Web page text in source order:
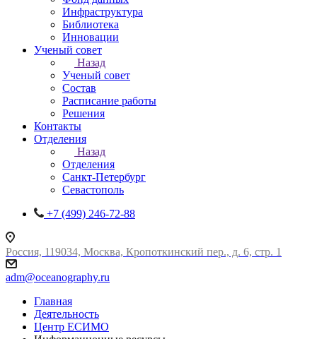
Инфраструктура
Библиотека
Инновации
Ученый совет
Назад
Ученый совет
Состав
Расписание работы
Решения
Контакты
Отделения
Назад
Отделения
Санкт-Петербург
Севастополь
+7 (499) 246-72-88
Россия, 119034, Москва, Кропоткинский пер., д. 6, стр. 1
adm@oceanography.ru
Главная
Деятельность
Центр ЕСИМО